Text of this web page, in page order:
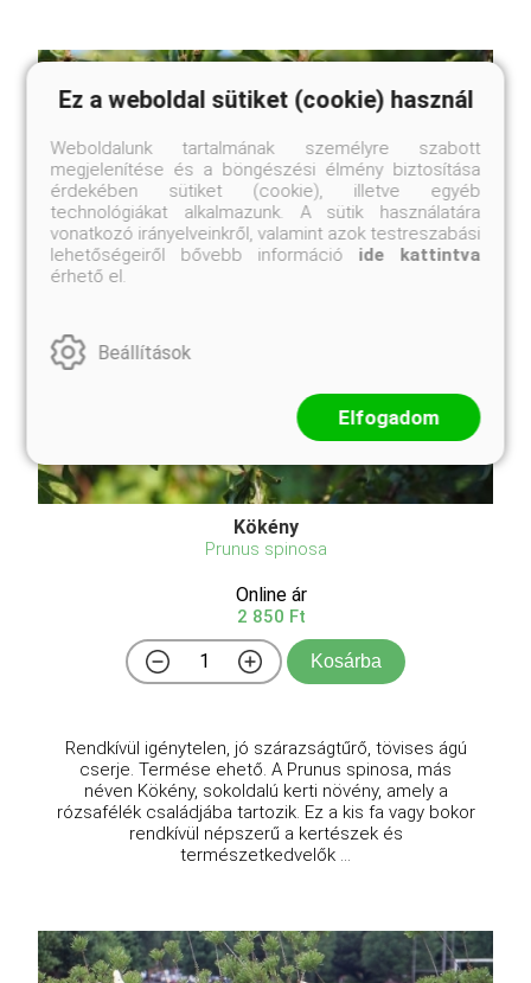
Kökény
Prunus spinosa
Online ár
2 850 Ft
Kosárba
Rendkívül igénytelen, jó szárazságtűrő, tövises ágú
cserje. Termése ehető. A Prunus spinosa, más
néven Kökény, sokoldalú kerti növény, amely a
rózsafélék családjába tartozik. Ez a kis fa vagy bokor
rendkívül népszerű a kertészek és
természetkedvelők ...
Ez a weboldal sütiket (cookie) használ
Weboldalunk tartalmának személyre szabott
megjelenítése és a böngészési élmény biztosítása
érdekében sütiket (cookie), illetve egyéb
technológiákat alkalmazunk. A sütik használatára
vonatkozó irányelveinkről, valamint azok testreszabási
lehetőségeiről bővebb információ ide kattintva
érhető el.
Beállítások
Elfogadom